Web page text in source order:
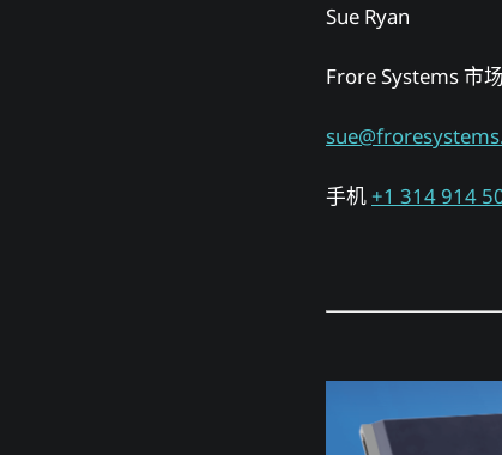
Sue Ryan
Frore Systems 市
⼿机 +1 314 914